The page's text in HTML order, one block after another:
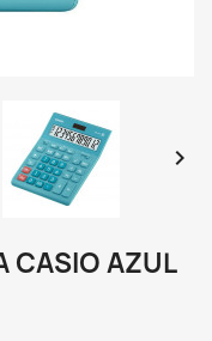

CASIO AZUL